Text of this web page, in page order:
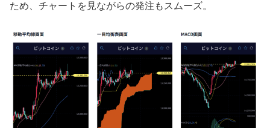
ため、チャートを見ながらの発注もスムーズ。